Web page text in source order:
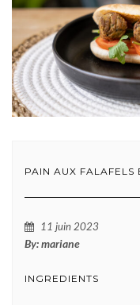
PAIN AUX FALAFELS
11 juin 2023
By:mariane
INGREDIENTS